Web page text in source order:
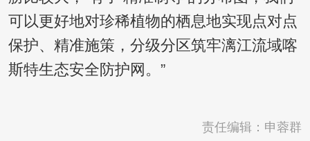
可以更好地对珍稀植物的栖息地实现点对点
保护、精准施策，分级分区筑牢漓江流域喀
斯特生态安全防护网。”
责任编辑：申蓉群